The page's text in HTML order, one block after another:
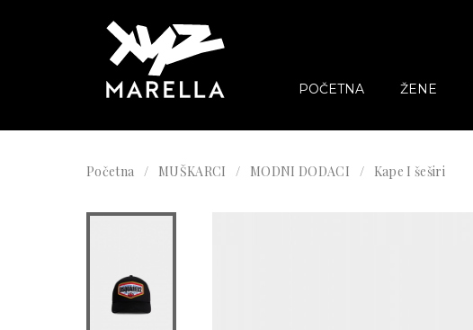
POČETNA ŽENE
Početna MUŠKARCI MODNI DODACI Kape I šeširi